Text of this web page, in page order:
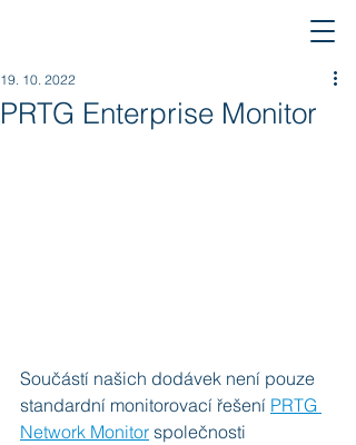
PRTG Enterprise Monitor
19. 10. 2022
Součástí našich dodávek není pouze
standardní monitorovací řešení PRTG
Network Monitor společnosti